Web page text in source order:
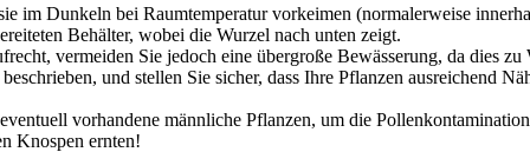
im Dunkeln bei Raumtemperatur vorkeimen (normalerweise
Behälter, wobei die Wurzel nach unten zeigt.
vermeiden Sie jedoch eine übergroße Bewässerung, da dies
und stellen Sie sicher, dass Ihre Pflanzen ausreichend
vorhandene männliche Pflanzen, um die
Knospen ernten!